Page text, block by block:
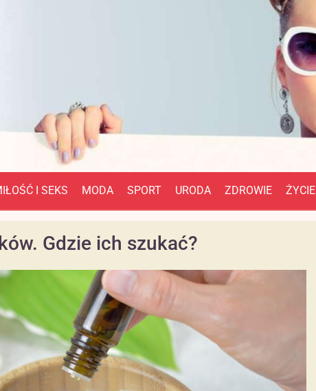
I SEKS MODA SPORT URODA ZDROWIE ŻYCIE
Gdzie ich szukać?